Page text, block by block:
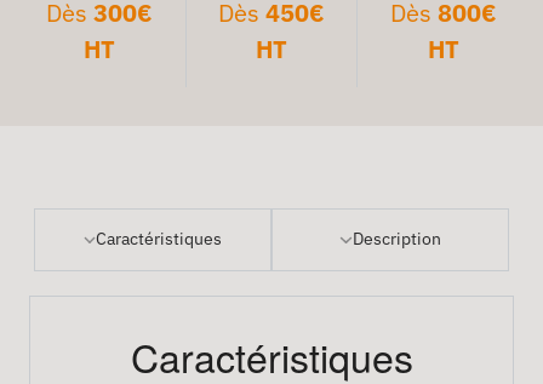
Dès300€
HT
Dès 450€
HT
Dès 800€
HT
Caractéristiques Description
Caractéristiques